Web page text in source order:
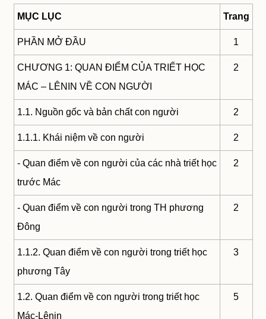
MỤC LỤC Trang
PHẦN MỞ ĐẦU 1
CHƯƠNG 1: QUAN ĐIỂM CỦA TRIẾT HỌC
MÁC – LÊNIN VỀ CON NGƯỜI
2
1.1. Nguồn gốc và bản chất con người 2
1.1.1. Khái niệm về con người 2
- Quan điểm về con người của các nhà triết học
trước Mác
2
- Quan điểm về con người trong TH phương
Đông
2
1.1.2. Quan điểm về con người trong triết học
phương Tây
3
1.2. Quan điểm về con người trong triết học
Mác-Lênin
5